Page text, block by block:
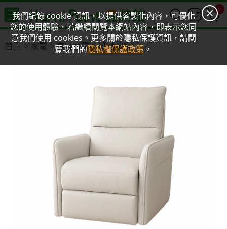
我們紀錄 cookie 資訊，以提供客製化內容，可優化
您的使用體驗，若繼續閱覽本網站內容，即表示您同
意我們使用 cookies。更多關於隱私保護資訊，請閱
覽我們的隱私權保護政策 。
0
首頁 家電 美容家電 舒壓按摩